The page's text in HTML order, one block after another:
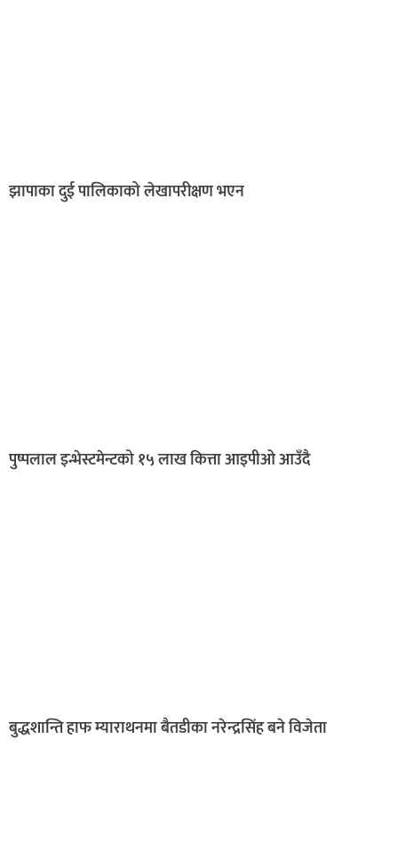
झापाका दुई पालिकाको लेखापरीक्षण भएन
पुष्पलाल इन्भेस्टमेन्टको १५ लाख कित्ता आइपीओ आउँदै
बुद्धशान्ति हाफ म्याराथनमा बैतडीका नरेन्द्रसिंह बने विजेता